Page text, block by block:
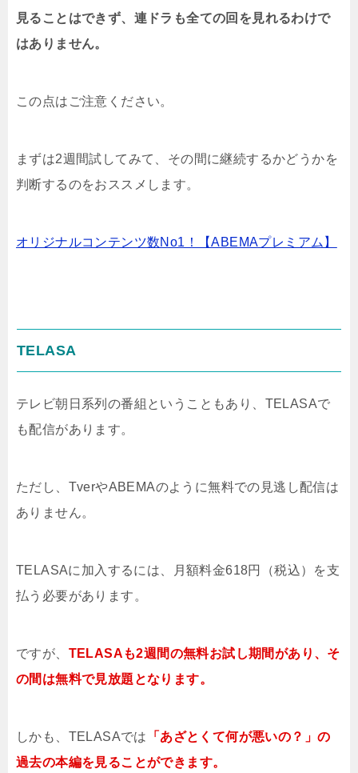
見ることはできず、連ドラも全ての回を見れるわけで
はありません。
この点はご注意ください。
まずは2週間試してみて、その間に継続するかどうかを
判断するのをおススメします。
オリジナルコンテンツ数No1！【ABEMAプレミアム】
TELASA
テレビ朝日系列の番組ということもあり、TELASAで
も配信があります。
ただし、TverやABEMAのように無料での見逃し配信は
ありません。
TELASAに加入するには、月額料金618円（税込）を支
払う必要があります。
ですが、 TELASAも2週間の無料お試し期間があり、そ
の間は無料で見放題となります。
しかも、TELASAでは
「あざとくて何が悪いの？」の
過去の本編を見ることができます。